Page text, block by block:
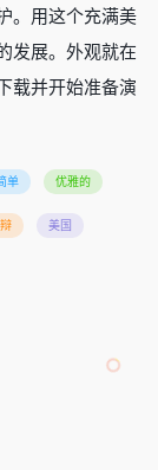
。用这个充满美
发展。外观就在
载并开始准备演
单 优雅的
美国